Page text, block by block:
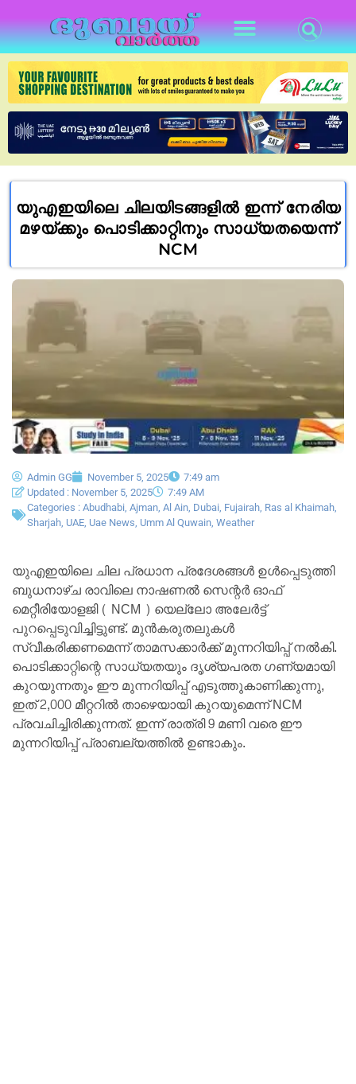
യുഎഇയിലെ ചിലയിടങ്ങളിൽ ഇന്ന് നേരിയ
മഴയ്ക്കും പൊടിക്കാറ്റിനും സാധ്യതയെന്ന്
NCM
Admin GG November 5, 2025
7:49 am
Updated : November 5, 2025
7:49 AM
Categories : Abudhabi Ajman Al Ain Dubai Fujairah Ras al Khaimah
Sharjah UAE Uae News Umm Al Quwain Weather
യുഎഇയിലെ ചില പ്രധാന പ്രദേശങ്ങൾ ഉൾപ്പെടുത്തി
ബുധനാഴ്ച രാവിലെ നാഷണൽ സെന്റർ ഓഫ്
മെറ്റീരിയോളജി ( NCM ) യെല്ലോ അലേർട്ട്
പുറപ്പെടുവിച്ചിട്ടുണ്ട്. മുൻകരുതലുകൾ
സ്വീകരിക്കണമെന്ന് താമസക്കാർക്ക് മുന്നറിയിപ്പ് നൽകി.
പൊടിക്കാറ്റിന്റെ സാധ്യതയും ദൃശ്യപരത ഗണ്യമായി
കുറയുന്നതും ഈ മുന്നറിയിപ്പ് എടുത്തുകാണിക്കുന്നു,
ഇത് 2,000 മീറ്ററിൽ താഴെയായി കുറയുമെന്ന് NCM
പ്രവചിച്ചിരിക്കുന്നത്. ഇന്ന് രാത്രി 9 മണി വരെ ഈ
മുന്നറിയിപ്പ് പ്രാബല്യത്തിൽ ഉണ്ടാകും.